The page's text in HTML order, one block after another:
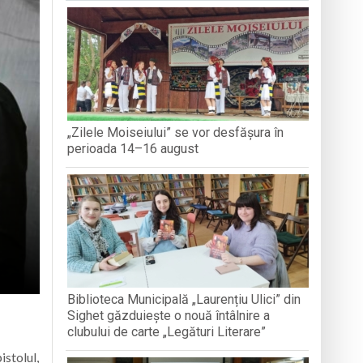
Baia Mare
DIN MUNȚII
„Zilele Moiseiului” se vor desfășura în
perioada 14–16 august
Biblioteca Municipală „Laurențiu Ulici” din
Sighet găzduiește o nouă întâlnire a
clubului de carte „Legături Literare”